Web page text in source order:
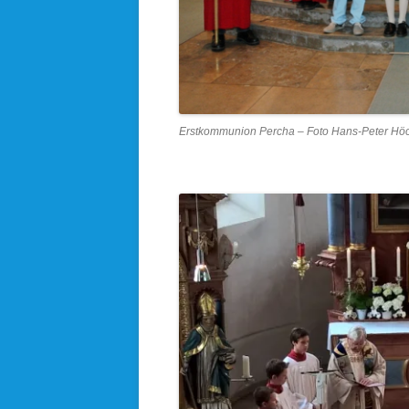
Erstkommunion Percha – Foto Hans-Peter